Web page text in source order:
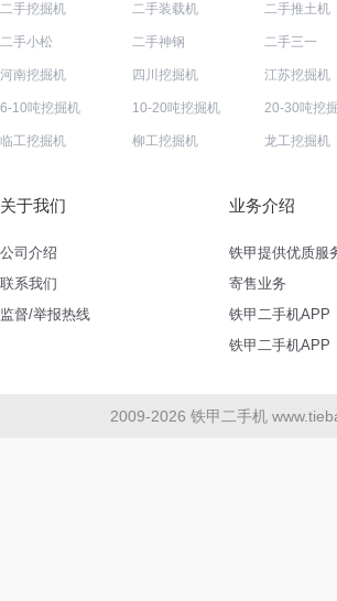
二手挖掘机 二手装载机 二手推土机
二手小松 二手神钢 二手三一
河南挖掘机 四川挖掘机 江苏挖掘机
6-10吨挖掘机 10-20吨挖掘机 20-30吨挖
临工挖掘机 柳工挖掘机 龙工挖掘机
关于我们
公司介绍
联系我们
监督/举报热线
业务介绍
铁甲提供优质服
寄售业务
铁甲二手机APP
铁甲二手机APP
2009-2026 铁甲二手机